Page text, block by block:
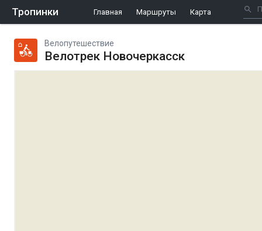
Тропинки Главная Маршруты Карта
Велопутешествие
Велотрек Новочеркасск